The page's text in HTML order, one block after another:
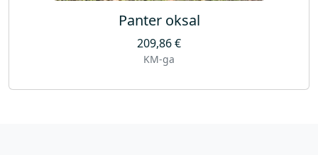
Panter oksal
209,86€
KM-ga